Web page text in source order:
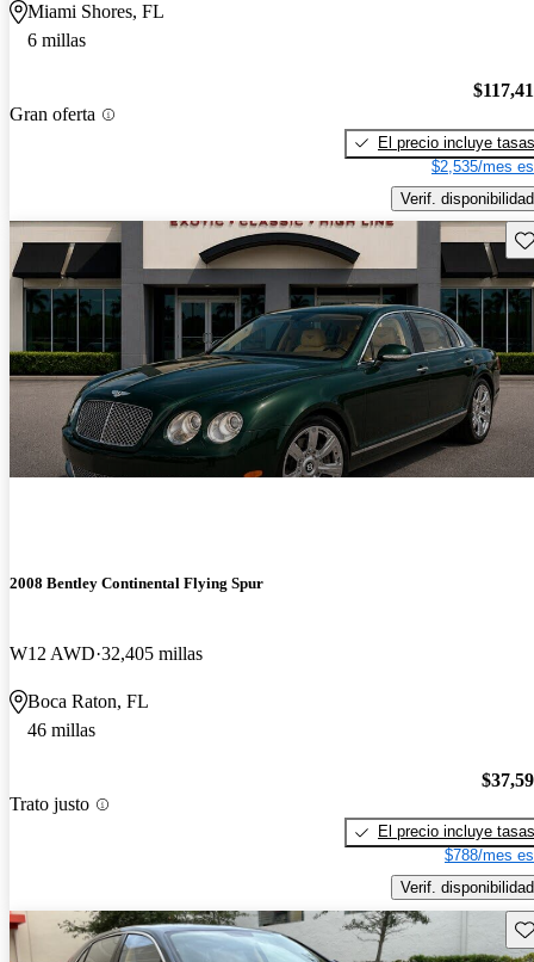
Miami Shores, FL
6 millas
Gran oferta
El precio incluye tasas
$2,535/mes
Verif. disponibilidad
2008 Bentley Continental Flying Spur
W12 AWD 32,405 millas
Boca Raton, FL
46 millas
Trato justo
El precio incluye tasas
$788/mes
Verif. disponibilidad